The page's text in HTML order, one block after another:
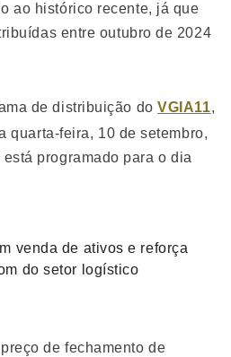
ao histórico recente, já que
entre outubro de 2024
de distribuição doVGIA11,
quarta-feira, 10 de setembro,
programado para o dia
venda de ativos e reforça
do setor logístico
de fechamento de